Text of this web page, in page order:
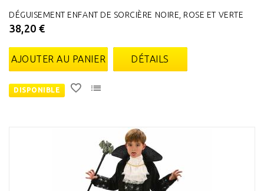
DÉGUISEMENT ENFANT DE SORCIÈRE NOIRE, ROSE ET VERTE
38,20 €
AJOUTER AU PANIER DÉTAILS
DISPONIBLE